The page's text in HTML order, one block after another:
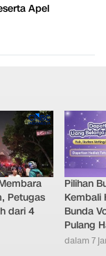
Apel
Petugas
dari 4
Pilihan
Kembali
Bunda
Pulang
dalam 7